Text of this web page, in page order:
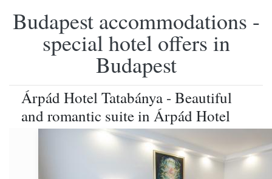
Budapest accommodations -
special hotel offers in
Budapest
Árpád Hotel Tatabánya - Beautiful
and romantic suite in Árpád Hotel